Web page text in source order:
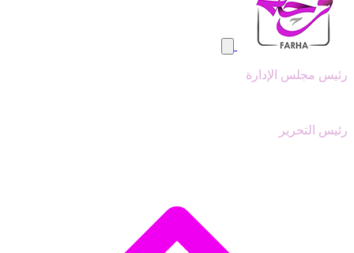
رئيس مجلس الإدارة
رئيس التحرير